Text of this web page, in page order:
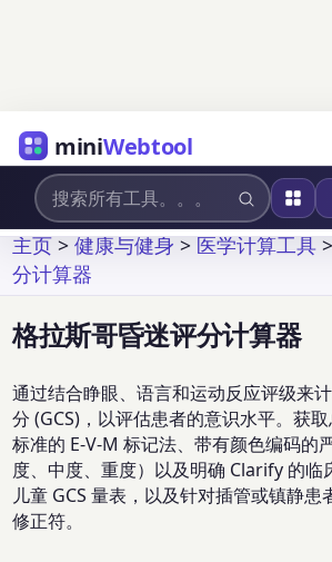
miniWebtool
主页>健康与健身>医学计算工具
分计算器
格拉斯哥昏迷评分计算器
通过结合睁眼、语言和运动反应评级来
分 (GCS)，以评估患者的意识水平。获取
标准的 E-V-M 标记法、带有颜色编码的
度、中度、重度）以及明确 Clarify 的临
儿童 GCS 量表，以及针对插管或镇静患
修正符。